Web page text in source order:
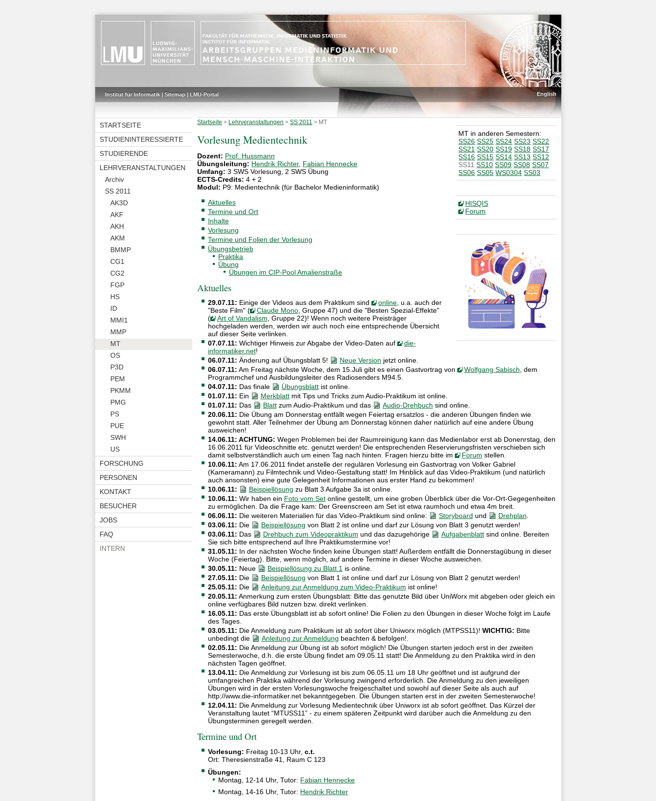
Institut für Informatik| Sitemap| LMU-Portal English
STARTSEITE
STUDIENINTERESSIERTE
STUDIERENDE
LEHRVERANSTALTUNGEN
Archiv
SS 2011
AK3D
AKF
AKH
AKM
BMMP
CG1
CG2
FGP
HS
ID
MMI1
MMP
MT
OS
P3D
PEM
PKMM
PMG
PS
PUE
SWH
US
FORSCHUNG
PERSONEN
KONTAKT
BESUCHER
JOBS
FAQ
INTERN
MT in anderen Semestern:
SS26 SS25 SS24 SS23 SS22
SS21 SS20 SS19 SS18 SS17
SS16 SS15 SS14 SS13 SS12
SS11 SS10 SS09 SS08 SS07
SS06 SS05 WS0304 SS03
Startseite > Lehrveranstaltungen >SS 2011 > MT
Vorlesung Medientechnik
HISQIS
Forum
Dozent: Prof. Hussmann
Übungsleitung: Hendrik Richter, Fabian Hennecke
Umfang: 3 SWS Vorlesung, 2 SWS Übung
ECTS-Credits: 4 + 2
Modul: P9: Medientechnik (für Bachelor Medieninformatik)
Aktuelles
Termine und Ort
Inhalte
Vorlesung
Termine und Folien der Vorlesung
Übungsbetrieb
Praktika
Übung
Übungen im CIP-Pool Amalienstraße
Aktuelles
29.07.11: Einige der Videos aus dem Praktikum sind online, u.a. auch der
"Beste Film" (
Claude Mono, Gruppe 47) und die "Besten Spezial-Effekte"
(
Art of Vandalism, Gruppe 22)! Wenn noch weitere Preisträger
hochgeladen werden, werden wir auch noch eine entsprechende Übersicht
auf dieser Seite verlinken.
07.07.11: Wichtiger Hinweis zur Abgabe der Video-Daten auf
die-
informatiker.net!
06.07.11: Änderung auf Übungsblatt 5! Neue Version jetzt online.
06.07.11: Am Freitag nächste Woche, dem 15.Juli gibt es einen Gastvortrag von Wolfgang Sabisch, dem
Programmchef und Ausbildungsleiter des Radiosenders M94.5.
04.07.11: Das finale Übungsblattist online.
01.07.11: Ein Merkblattmit Tips und Tricks zum Audio-Praktikum ist online.
01.07.11: Das Blattzum Audio-Praktikum und das Audio-Drehbuch sind online.
20.06.11: Die Übung am Donnerstag entfällt wegen Feiertag ersatzlos - die anderen Übungen finden wie
gewohnt statt. Aller Teilnehmer der Übung am Donnerstag können daher natürlich auf eine andere Übung
ausweichen!
14.06.11: ACHTUNG: Wegen Problemen bei der Raumreinigung kann das Medienlabor erst ab Donenrstag, den
16.06.2011 für Videoschnitte etc. genutzt werden! Die entsprechenden Reservierungsfristen verschieben sich
damit selbstverständlich auch um einen Tag nach hinten. Fragen hierzu bitte im
Forum stellen.
10.06.11: Am 17.06.2011 findet anstelle der regulären Vorlesung ein Gastvortrag von Volker Gabriel
(Kameramann) zu Filmtechnik und Video-Gestaltung statt! Im Hinblick auf das Video-Praktikum (und natürlich
auch ansonsten) eine gute Gelegenheit Informationen aus erster Hand zu bekommen!
10.06.11:
Beispiellösung zu Blatt 3 Aufgabe 3a ist online.
10.06.11: Wir haben ein Foto vom Setonline gestellt, um eine groben Überblick über die Vor-Ort-Gegegenheiten
zu ermöglichen. Da die Frage kam: Der Greenscreen am Set ist etwa raumhoch und etwa 4m breit.
06.06.11: Die weiteren Materialien für das Video-Praktikum sind online: Storyboard und Drehplan.
03.06.11: Die Beispiellösung von Blatt 2 ist online und darf zur Lösung von Blatt 3 genutzt werden!
03.06.11: Das Drehbuch zum Videopraktikum und das dazugehörige Aufgabenblattsind online. Bereiten
Sie sich bitte entsprechend auf Ihre Praktikumstermine vor!
31.05.11: In der nächsten Woche finden keine Übungen statt! Außerdem entfällt die Donnerstagübung in dieser
Woche (Feiertag). Bitte, wenn möglich, auf andere Termine in dieser Woche ausweichen.
30.05.11: Neue Beispiellösung zu Blatt 1is online.
27.05.11: Die Beispiellösung von Blatt 1 ist online und darf zur Lösung von Blatt 2 genutzt werden!
25.05.11: Die Anleitung zur Anmeldung zum Video-Praktikum ist online!
20.05.11: Anmerkung zum ersten Übungsblatt: Bitte das genutzte Bild über UniWorx mit abgeben oder gleich ein
online verfügbares Bild nutzen bzw. direkt verlinken.
16.05.11: Das erste Übungsblatt ist ab sofort online! Die Folien zu den Übungen in dieser Woche folgt im Laufe
des Tages.
03.05.11: Die Anmeldung zum Praktikum ist ab sofort über Uniworx möglich (MTPSS11)! WICHTIG: Bitte
unbedingt die
Anleitung zur Anmeldung beachten & befolgen!.
02.05.11: Die Anmeldung zur Übung ist ab sofort möglich! Die Übungen starten jedoch erst in der zweiten
Semesterwoche, d.h. die erste Übung findet am 09.05.11 statt! Die Anmeldung zu den Praktika wird in den
nächsten Tagen geöffnet.
13.04.11: Die Anmeldung zur Vorlesung ist bis zum 06.05.11 um 18 Uhr geöffnet und ist aufgrund der
umfangreichen Praktika während der Vorlesung zwingend erforderlich. Die Anmeldung zu den jeweiligen
Übungen wird in der ersten Vorlesungswoche freigeschaltet und sowohl auf dieser Seite als auch auf
http://www.die-informatiker.net bekanntgegeben. Die Übungen starten erst in der zweiten Semesterwoche!
12.04.11: Die Anmeldung zur Vorlesung Medientechnik über Uniworx ist ab sofort geöffnet. Das Kürzel der
Veranstaltung lautet “MTUSS11” - zu einem späteren Zeitpunkt wird darüber auch die Anmeldung zu den
Übungsterminen geregelt werden.
Termine und Ort
Vorlesung: Freitag 10-13 Uhr, c.t.
Ort: Theresienstraße 41, Raum C 123
Übungen:
Montag, 12-14 Uhr, Tutor: Fabian Hennecke
Montag, 14-16 Uhr, Tutor: Hendrik Richter